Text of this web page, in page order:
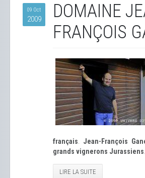
09 Oct
2009
DOMAINE
FRANÇOIS
français
Jean-François
grands vignerons Jurassiens
LIRE LA SUITE